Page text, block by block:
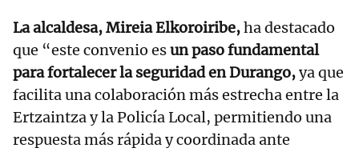
La alcaldesa, Mireia Elkoroiribe,ha destacado
que “este convenio esun paso fundamental
para fortalecer la seguridad en Durango,ya que
facilita una colaboración más estrecha entre la
Ertzaintza y la Policía Local, permitiendo una
respuesta más rápida y coordinada ante